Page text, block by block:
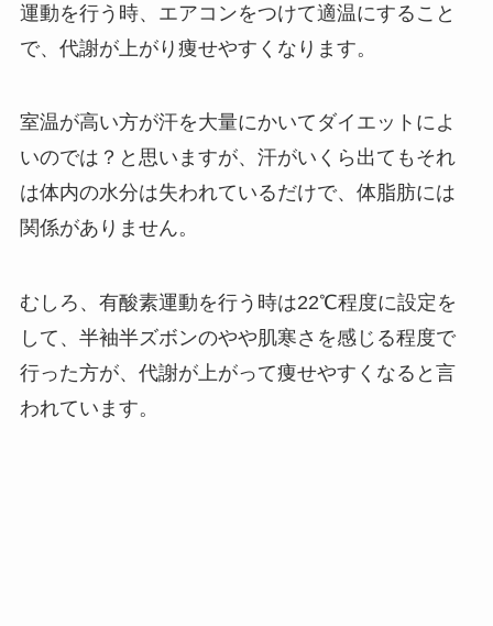
運動を行う時、エアコンをつけて適温にすること
で、代謝が上がり痩せやすくなります。
室温が高い方が汗を大量にかいてダイエットによ
いのでは？と思いますが、汗がいくら出てもそれ
は体内の水分は失われているだけで、体脂肪には
関係がありません。
むしろ、有酸素運動を行う時は22℃程度に設定を
して、半袖半ズボンのやや肌寒さを感じる程度で
行った方が、代謝が上がって痩せやすくなると言
われています。